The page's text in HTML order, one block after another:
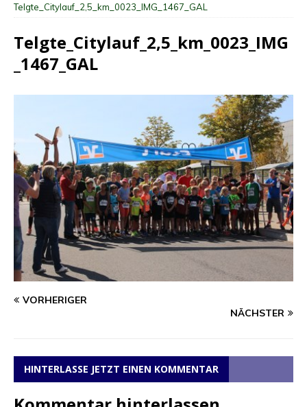
Telgte_Citylauf_2,5_km_0023_IMG_1467_GAL
Telgte_Citylauf_2,5_km_0023_IMG
_1467_GAL
VORHERIGER
NÄCHSTER
HINTERLASSE JETZT EINEN KOMMENTAR